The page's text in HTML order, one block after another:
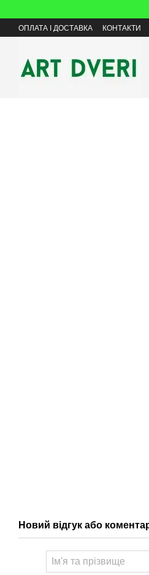
ОПЛАТА І ДОСТАВКА КОНТАКТИ
Новий відгук або